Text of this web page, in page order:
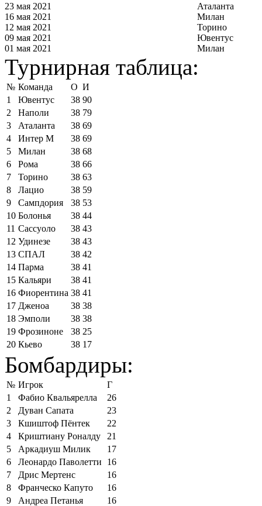
23 мая 2021
Аталанта
16 мая 2021
Милан
12 мая 2021
Торино
09 мая 2021
Ювентус
01 мая 2021
Милан
Турнирная таблица:
№ Команда О И
1
Ювентус 38 90
2
Наполи 38 79
3
Аталанта 38 69
4
Интер М 38 69
5
Милан 38 68
6
Рома 38 66
7
Торино 38 63
8
Лацио 38 59
9
Сампдория 38 53
10 Болонья 38 44
11 Сассуоло 38 43
12 Удинезе 38 43
13 СПАЛ 38 42
14 Парма 38 41
15 Кальяри 38 41
16 Фиорентина 38 41
17 Дженоа 38 38
18 Эмполи 38 38
19 Фрозиноне 38 25
20 Кьево 38 17
Бомбардиры:
№ Игрок
Г
1
Фабио Квальярелла
26
2
Дуван Сапата
23
3
Кшиштоф Пёнтек
22
4
Криштиану Роналду
21
5
Аркадиуш Милик
17
6
Леонардо Паволетти
16
7
Дрис Мертенс
16
8
Франческо Капуто
16
9
Андреа Петанья
16